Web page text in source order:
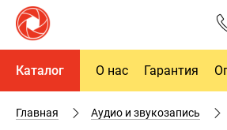
Каталог О нас Гарантия
Главная Аудио и звукозапись